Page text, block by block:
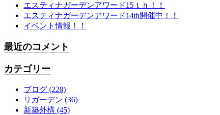
エスティナガーデンアワード15ｔｈ！！
エスティナガーデンアワード14th開催中！！
イベント情報！！
最近のコメント
カテゴリー
ブログ (228)
リガーデン (36)
新築外構 (45)